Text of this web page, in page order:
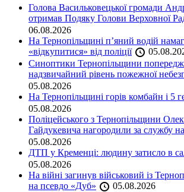
Голова Васильковецької громади
отримав Подяку Голови Верховної
06.08.2026
На Тернопільщині п’яний водій
«відкупитися» від поліції
Синоптики Тернопільщини
надзвичайний рівень пожежної
05.08.2026
На Тернопільщині горів комбайн і 5
05.08.2026
Поліцейського з Тернопільщини
Гайдукевича нагородили за службу
05.08.2026
ДТП у Кременці: людину затисло в
05.08.2026
На війні загинув військовий із
на псевдо «Дуб»
05.08.2026